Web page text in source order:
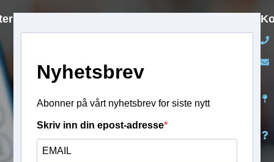
Nyhetsbrev
Abonner på vårt nyhetsbrev for siste nytt
Skriv inn din epost-adresse